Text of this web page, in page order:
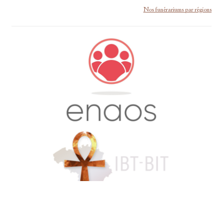
Nos funérariums par régions